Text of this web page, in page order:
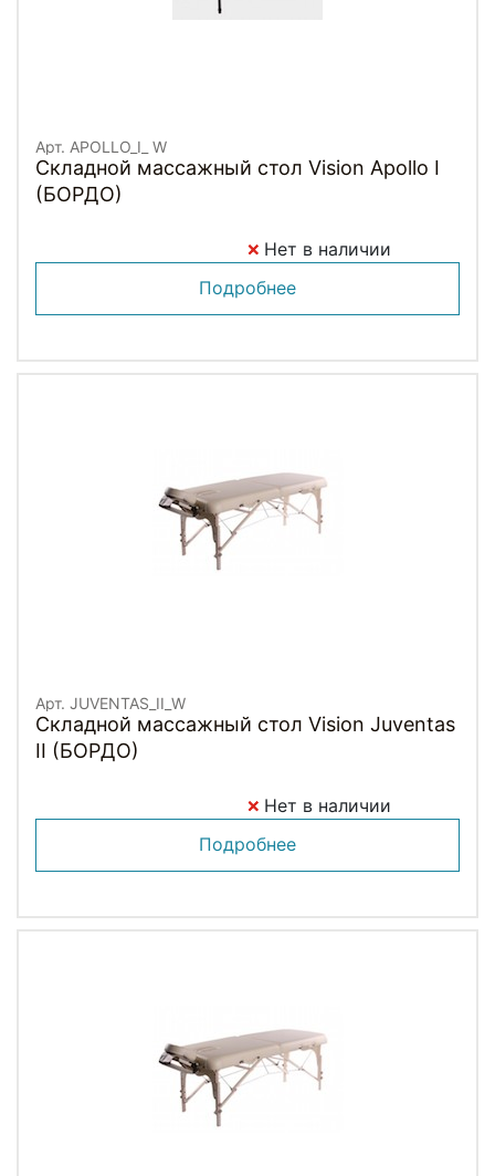
Арт. APOLLO_I_ W
Складной массажный стол Vision Apollo I
(БОРДО)
Нет в наличии
Подробнее
Арт. JUVENTAS_II_W
Складной массажный стол Vision Juventas
II (БОРДО)
Нет в наличии
Подробнее